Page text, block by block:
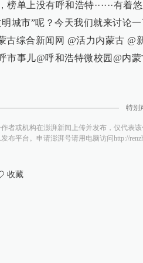
榜单上没有呼和浩特······有
明城市”呢？今天我们就来讨论
古综合新闻网 @活力内蒙古 @
市事儿@呼和浩特微校园@内
特别
者或机构在澎湃新闻上传并发布，仅代表
布平台。申请澎湃号请用电脑访问http://
收藏